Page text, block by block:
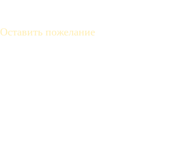
Оставить пожелание